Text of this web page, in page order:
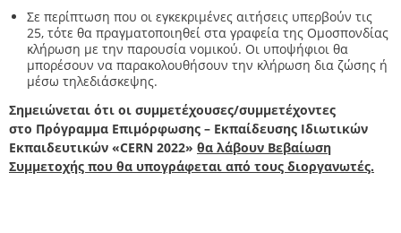
Σε περίπτωση που οι εγκεκριμένες αιτήσεις υπερβούν τις
25, τότε θα πραγματοποιηθεί στα γραφεία της Ομοσπονδίας
κλήρωση με την παρουσία νομικού. Οι υποψήφιοι θα
μπορέσουν να παρακολουθήσουν την κλήρωση δια ζώσης ή
μέσω τηλεδιάσκεψης.
Σημειώνεται ότι οι συμμετέχουσες/συμμετέχοντες
στο Πρόγραμμα Επιμόρφωσης – Εκπαίδευσης Ιδιωτικών
Εκπαιδευτικών «CERN 2022» θα λάβουν Βεβαίωση
Συμμετοχής που θα υπογράφεται από τους διοργανωτές.